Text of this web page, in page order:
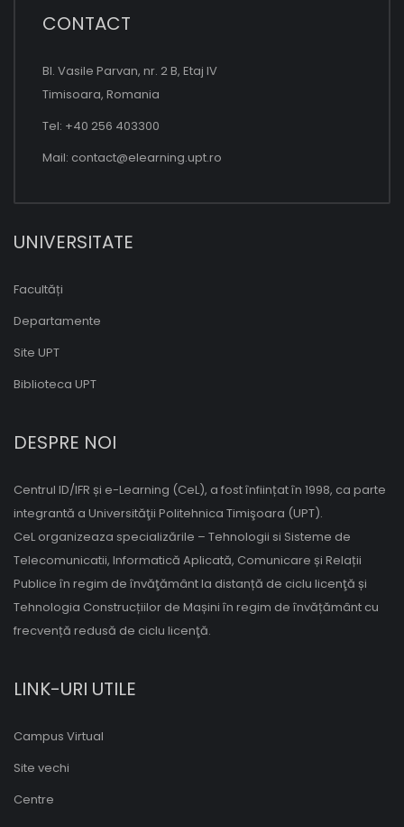
CONTACT
Bl. Vasile Parvan, nr. 2 B, Etaj IV
Timisoara, Romania
Tel: +40 256 403300
Mail: contact@elearning.upt.ro
UNIVERSITATE
Facultăți
Departamente
Site UPT
Biblioteca UPT
DESPRE NOI
Centrul ID/IFR și e-Learning (CeL), a fost înființat în 1998, ca parte
integrantă a Universităţii Politehnica Timişoara (UPT).
CeL organizeaza specializările – Tehnologii si Sisteme de
Telecomunicatii, Informatică Aplicată, Comunicare și Relații
Publice în regim de învăţământ la distanță de ciclu licenţă și
Tehnologia Construcțiilor de Mașini în regim de învățământ cu
frecvență redusă de ciclu licenţă.
LINK-URI UTILE
Campus Virtual
Site vechi
Centre